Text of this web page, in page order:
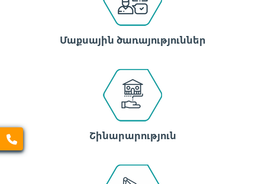
Մաքսային ծառայություններ
Շինարարություն